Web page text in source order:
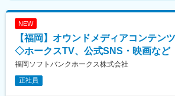
NEW
【福岡】オウンドメディアコンテン
◇ホークスTV、公式SNS・映画など
福岡ソフトバンクホークス株式会社
正社員